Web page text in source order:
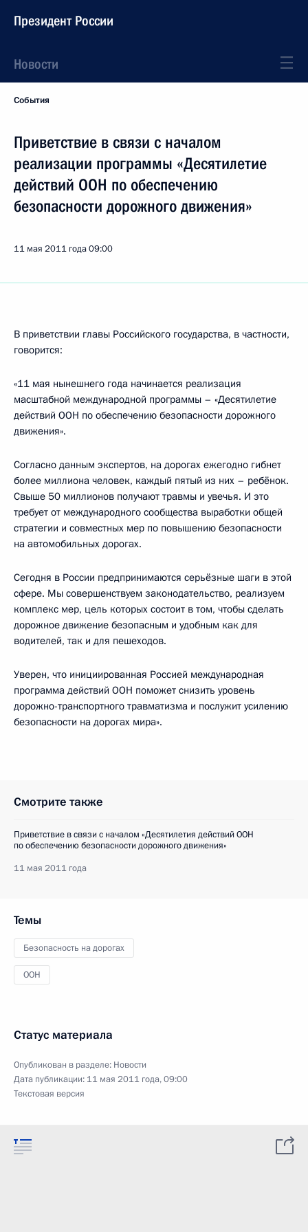
Президент России
Новости
События
Приветствие в связи с началом
реализации программы «Десятилетие
действий ООН по обеспечению
безопасности дорожного движения»
11 мая 2011 года09:00
В приветствии главы Российского государства, в частности,
говорится:
«11 мая нынешнего года начинается реализация
масштабной международной программы – «Десятилетие
действий ООН по обеспечению безопасности дорожного
движения».
Согласно данным экспертов, на дорогах ежегодно гибнет
более миллиона человек, каждый пятый из них – ребёнок.
Свыше 50 миллионов получают травмы и увечья. И это
требует от международного сообщества выработки общей
стратегии и совместных мер по повышению безопасности
на автомобильных дорогах.
Сегодня в России предпринимаются серьёзные шаги в этой
сфере. Мы совершенствуем законодательство, реализуем
комплекс мер, цель которых состоит в том, чтобы сделать
дорожное движение безопасным и удобным как для
водителей, так и для пешеходов.
Уверен, что инициированная Россией международная
программа действий ООН поможет снизить уровень
дорожно-транспортного травматизма и послужит усилению
безопасности на дорогах мира».
Смотрите также
Приветствие в связи с началом «Десятилетия действий ООН
по обеспечению безопасности дорожного движения»
11 мая 2011 года
Темы
Безопасность на дорогах
ООН
Статус материала
Опубликован в разделе: Новости
Дата публикации: 11 мая 2011 года, 09:00
Текстовая версия